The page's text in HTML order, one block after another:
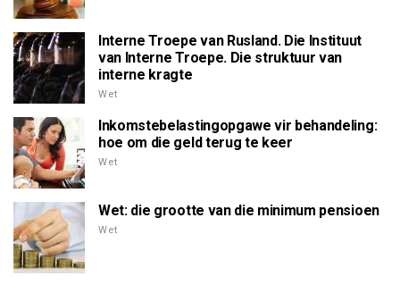
Interne Troepe van Rusland. Die Instituut
van Interne Troepe. Die struktuur van
interne kragte
Wet
Inkomstebelastingopgawe vir behandeling:
hoe om die geld terug te keer
Wet
Wet: die grootte van die minimum pensioen
Wet